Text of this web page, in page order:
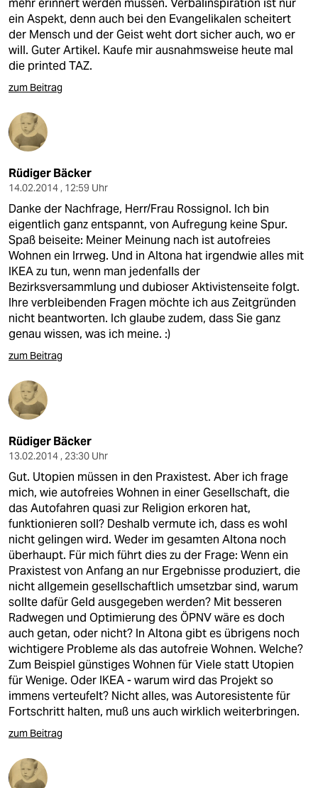
mehr erinnert werden müssen. Verbalinspiration ist nur
ein Aspekt, denn auch bei den Evangelikalen scheitert
der Mensch und der Geist weht dort sicher auch, wo er
will. Guter Artikel. Kaufe mir ausnahmsweise heute mal
die printed TAZ.
zum Beitrag
Rüdiger Bäcker
14.02.2014 , 12:59 Uhr
Danke der Nachfrage, Herr/Frau Rossignol. Ich bin
eigentlich ganz entspannt, von Aufregung keine Spur.
Spaß beiseite: Meiner Meinung nach ist autofreies
Wohnen ein Irrweg. Und in Altona hat irgendwie alles mit
IKEA zu tun, wenn man jedenfalls der
Bezirksversammlung und dubioser Aktivistenseite folgt.
Ihre verbleibenden Fragen möchte ich aus Zeitgründen
nicht beantworten. Ich glaube zudem, dass Sie ganz
genau wissen, was ich meine. :)
zum Beitrag
Rüdiger Bäcker
13.02.2014 , 23:30 Uhr
Gut. Utopien müssen in den Praxistest. Aber ich frage
mich, wie autofreies Wohnen in einer Gesellschaft, die
das Autofahren quasi zur Religion erkoren hat,
funktionieren soll? Deshalb vermute ich, dass es wohl
nicht gelingen wird. Weder im gesamten Altona noch
überhaupt. Für mich führt dies zu der Frage: Wenn ein
Praxistest von Anfang an nur Ergebnisse produziert, die
nicht allgemein gesellschaftlich umsetzbar sind, warum
sollte dafür Geld ausgegeben werden? Mit besseren
Radwegen und Optimierung des ÖPNV wäre es doch
auch getan, oder nicht? In Altona gibt es übrigens noch
wichtigere Probleme als das autofreie Wohnen. Welche?
Zum Beispiel günstiges Wohnen für Viele statt Utopien
für Wenige. Oder IKEA - warum wird das Projekt so
immens verteufelt? Nicht alles, was Autoresistente für
Fortschritt halten, muß uns auch wirklich weiterbringen.
zum Beitrag